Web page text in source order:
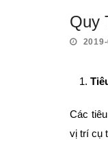
Quy
Các
vị trí cụ